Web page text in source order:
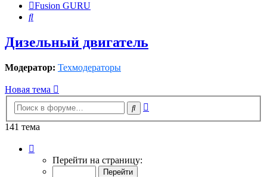
Fusion GURU
Поиск
Дизельный двигатель
Модератор: Техмодераторы
Новая тема
Поиск
141 тема
Перейти на страницу: